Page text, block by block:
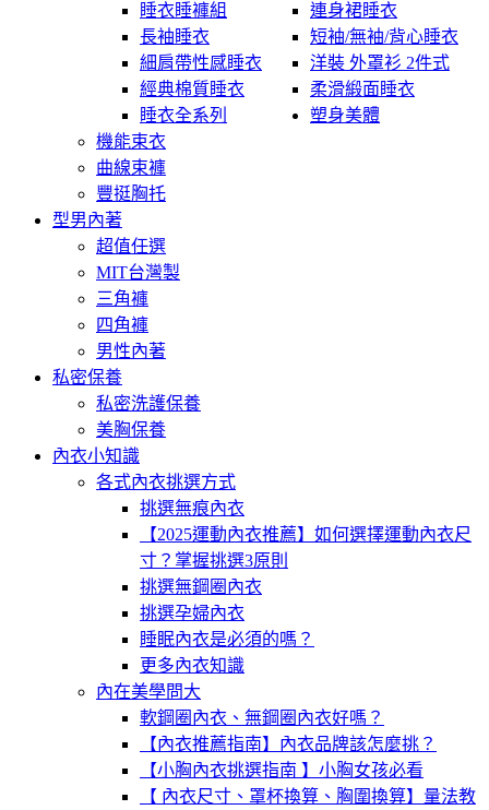
睡衣睡褲組
連身裙睡衣
長袖睡衣
短袖/無袖/背心睡衣
細肩帶性感睡衣
洋裝 外罩衫 2件式
經典棉質睡衣
柔滑緞面睡衣
睡衣全系列
塑身美體
機能束衣
曲線束褲
豐挺胸托
型男內著
超值任選
MIT台灣製
三角褲
四角褲
男性內著
私密保養
私密洗護保養
美胸保養
內衣小知識
各式內衣挑選方式
挑選無痕內衣
【2025運動內衣推薦】如何選擇運動內衣尺
寸？掌握挑選3原則
挑選無鋼圈內衣
挑選孕婦內衣
睡眠內衣是必須的嗎？
更多內衣知識
內在美學問大
軟鋼圈內衣、無鋼圈內衣好嗎？
【內衣推薦指南】內衣品牌該怎麼挑？
【小胸內衣挑選指南 】小胸女孩必看
【 內衣尺寸、罩杯換算、胸圍換算】量法教